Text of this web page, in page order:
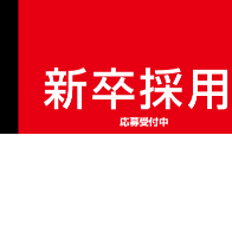
販売価格 378,000（税込）
¥348,000（税込）